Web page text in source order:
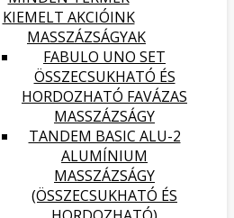
KIEMELT AKCIÓINK
MASSZÁZSÁGYAK
FABULO UNO SET
ÖSSZECSUKHATÓ ÉS
HORDOZHATÓ FAVÁZAS
MASSZÁZSÁGY
TANDEM BASIC ALU-2
ALUMÍNIUM
MASSZÁZSÁGY
(ÖSSZECSUKHATÓ ÉS